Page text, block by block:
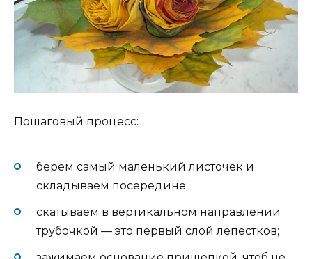
Пошаговый процесс:
берем самый маленький листочек и
складываем посередине;
скатываем в вертикальном направлении
трубочкой — это первый слой лепестков;